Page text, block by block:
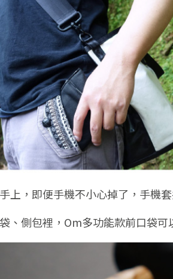
上，即便手機不小心掉了，手機
、側包裡，Om多功能款前口袋可